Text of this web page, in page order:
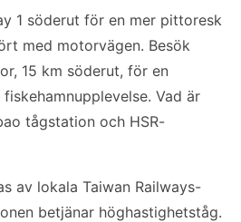
1 söderut för en mer pittoresk
med motorvägen. Besök
15 km söderut, för en
Vad är
tågstation och HSR-
av lokala Taiwan Railways-
betjänar höghastighetståg.